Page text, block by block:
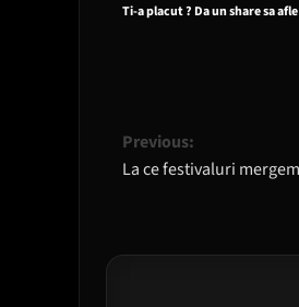
Ti-a placut ? Da un share sa
Post
navigation
Previous:
La ce festivaluri